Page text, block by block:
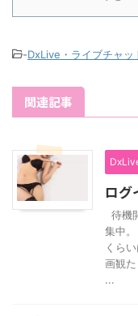
-DxLive・ライブチャッ
関連記事
ログ
待機
集中
くら
画観
...